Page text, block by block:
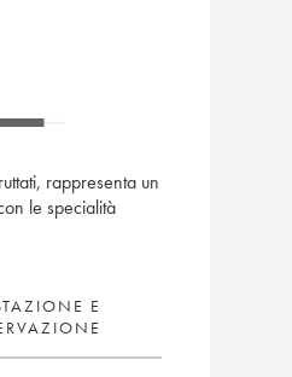
rappresenta un
le specialità
E